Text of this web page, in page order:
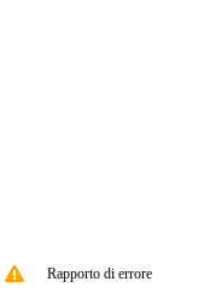
Rapporto di errore